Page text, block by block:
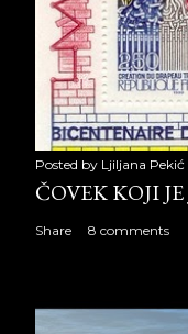
Posted by Ljiljana Pekić
ČOVEK KOJI
Share 8 comments